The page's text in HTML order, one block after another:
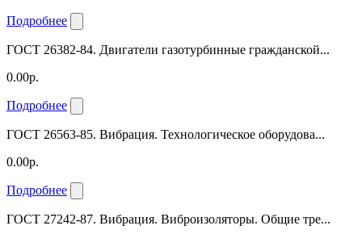
Подробнее
ГОСТ 26382-84. Двигатели газотурбинные гражданской...
0.00р.
Подробнее
ГОСТ 26563-85. Вибрация. Технологическое оборудова...
0.00р.
Подробнее
ГОСТ 27242-87. Вибрация. Виброизоляторы. Общие тре...